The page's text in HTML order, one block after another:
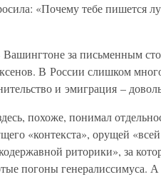
«Почему тебе пишется
за письменным
В России слишком
и эмиграция –
похоже, понимал
«контекста», орущей
риторики», за
погоны генералиссимуса.